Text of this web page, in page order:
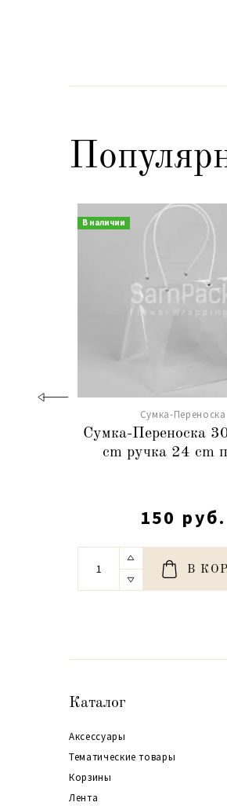
В наличии
Сумка-Переноска
Сумка-Переноска
cm ручка 24 cm
150 руб.
В
Каталог
Аксессуары
Тематические товары
Корзины
Лента